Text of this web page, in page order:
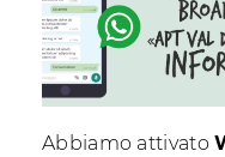
Abbiamo attivato